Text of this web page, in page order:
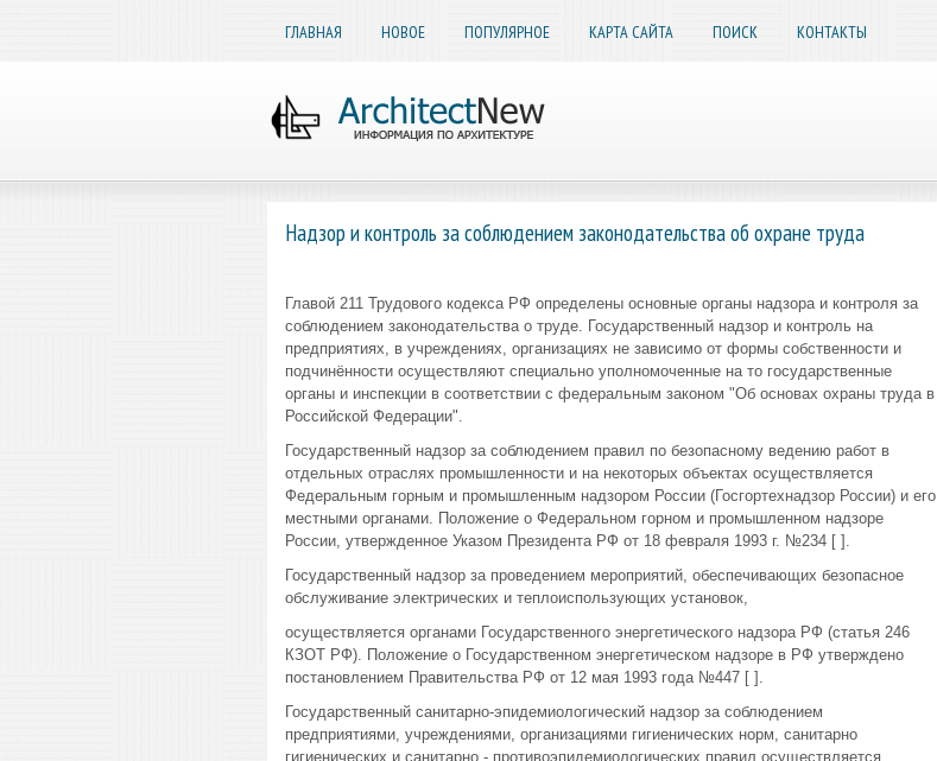
ГЛАВНАЯ НОВОЕ ПОПУЛЯРНОЕ КАРТА САЙТА ПОИСК КОНТАКТЫ
Надзор и контроль за соблюдением законодательства об охране труда
Главой 211 Трудового кодекса РФ определены основные органы надзора и контроля за
соблюдением законодательства о труде. Государственный надзор и контроль на
предприятиях, в учреждениях, организациях не зависимо от формы собственности и
подчинённости осуществляют специально уполномоченные на то государственные
органы и инспекции в соответствии с федеральным законом "Об основах охраны труда в
Российской Федерации".
Государственный надзор за соблюдением правил по безопасному ведению работ в
отдельных отраслях промышленности и на некоторых объектах осуществляется
Федеральным горным и промышленным надзором России (Госгортехнадзор России) и его
местными органами. Положение о Федеральном горном и промышленном надзоре
России, утвержденное Указом Президента РФ от 18 февраля 1993 г. №234 [ ].
Государственный надзор за проведением мероприятий, обеспечивающих безопасное
обслуживание электрических и теплоиспользующих установок,
осуществляется органами Государственного энергетического надзора РФ (статья 246
КЗОТ РФ). Положение о Государственном энергетическом надзоре в РФ утверждено
постановлением Правительства РФ от 12 мая 1993 года №447 [ ].
Государственный санитарно-эпидемиологический надзор за соблюдением
предприятиями, учреждениями, организациями гигиенических норм, санитарно
гигиенических и санитарно - противоэпидемиологических правил осуществляется